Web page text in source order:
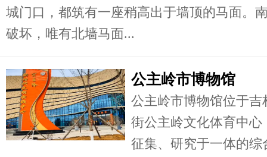
城门口，都筑有一座稍高出于墙顶的马面。
破坏，唯有北墙马面...
公主岭市博物馆
公主岭市博物馆位于
街公主岭文化体育中
征集、研究于一体的